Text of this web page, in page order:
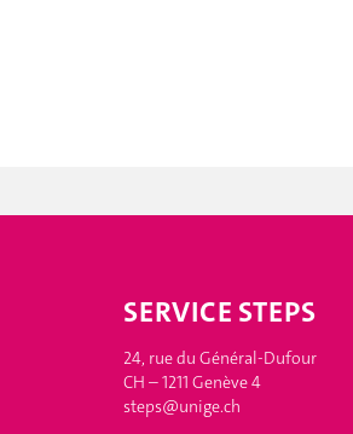
SERVICE STEPS
24, rue du Général-Dufour
CH – 1211 Genève 4
steps@unige.ch